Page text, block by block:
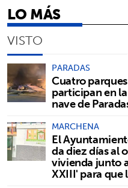
LO MÁS
VISTO
PARADAS
Cuatro
participan en
nave de
MARCHENA
El
da diez días al
vivienda junto
XXIII' para que